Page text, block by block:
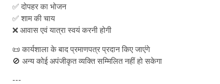
✅ दोपहर का भोजन
✅ शाम की चाय
❌ आवास एवं यात्रा स्वयं करनी होगी
📜 कार्यशाला के बाद प्रमाणपत्र प्रदान किए जाएंगे
🚫 अन्य कोई अपंजीकृत व्यक्ति सम्मिलित नहीं हो सकेगा
---